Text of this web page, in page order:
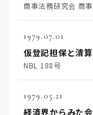
商事法務研究会 商
1979.07.01
仮登記担保と清
NBL 188号
1979.05.21
経済界からみた